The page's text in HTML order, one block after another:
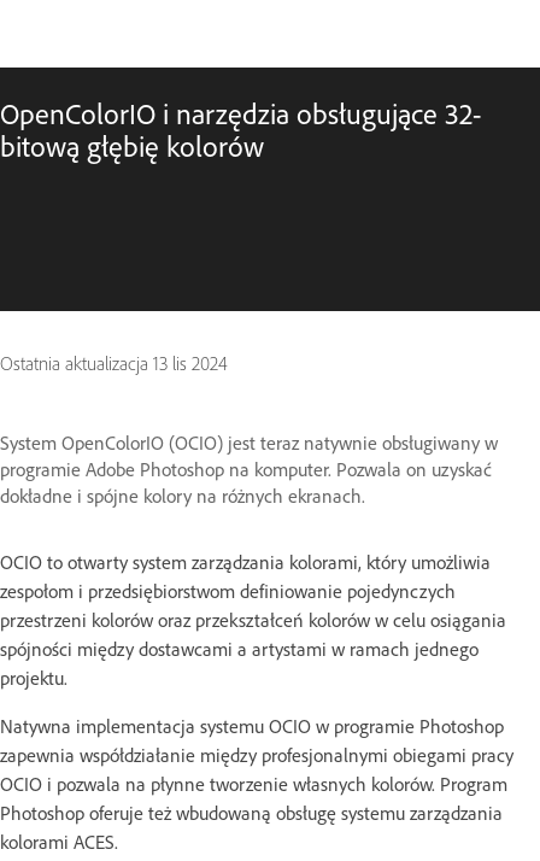
OpenColorIO i narzędzia obsługujące 32-
bitową głębię kolorów
Ostatnia aktualizacja 13 lis 2024
System OpenColorIO (OCIO) jest teraz natywnie obsługiwany w
programie Adobe Photoshop na komputer. Pozwala on uzyskać
dokładne i spójne kolory na różnych ekranach.
OCIO to otwarty system zarządzania kolorami, który umożliwia
zespołom i przedsiębiorstwom definiowanie pojedynczych
przestrzeni kolorów oraz przekształceń kolorów w celu osiągania
spójności między dostawcami a artystami w ramach jednego
projektu.
Natywna implementacja systemu OCIO w programie Photoshop
zapewnia współdziałanie między profesjonalnymi obiegami pracy
OCIO i pozwala na płynne tworzenie własnych kolorów. Program
Photoshop oferuje też wbudowaną obsługę systemu zarządzania
kolorami ACES.